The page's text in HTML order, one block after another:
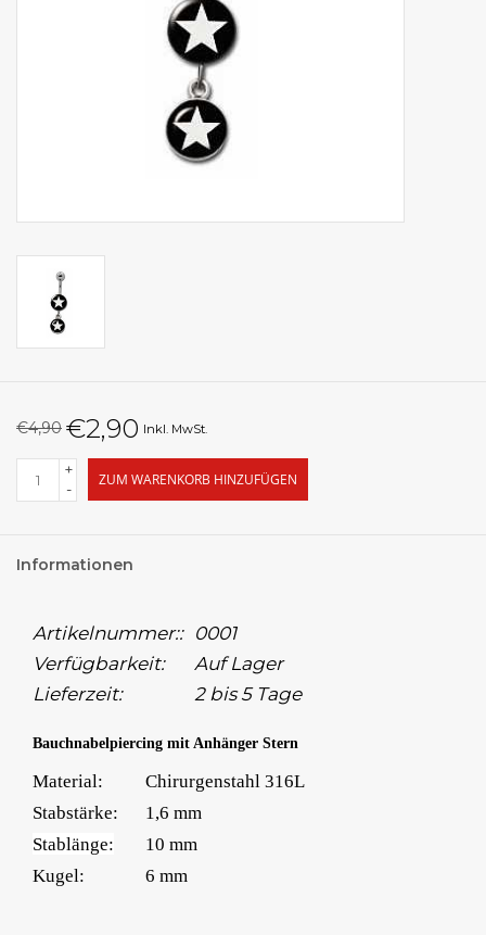
€4,90 €2,90 Inkl. MwSt.
+
-
ZUM WARENKORB HINZUFÜGEN
Informationen
Artikelnummer:: 0001
Verfügbarkeit:
Auf Lager
Lieferzeit:
2 bis 5 Tage
Bauchnabelpiercing mit Anhänger Stern
Material:
Chirurgenstahl 316L
Stabstärke:
1,6 mm
Stablänge:
10 mm
Kugel:
6 mm